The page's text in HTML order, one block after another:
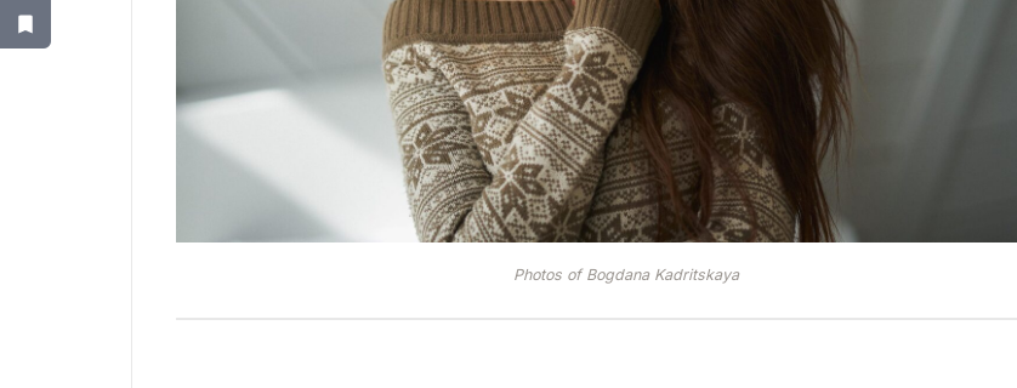
Photos of Bogdana Kadritskaya